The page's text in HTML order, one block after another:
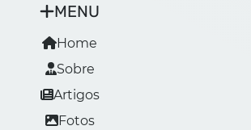
MENU
Home
Sobre
Artigos
Fotos